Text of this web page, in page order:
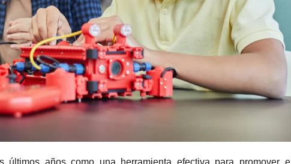
años como una herramienta efectiva para promover el